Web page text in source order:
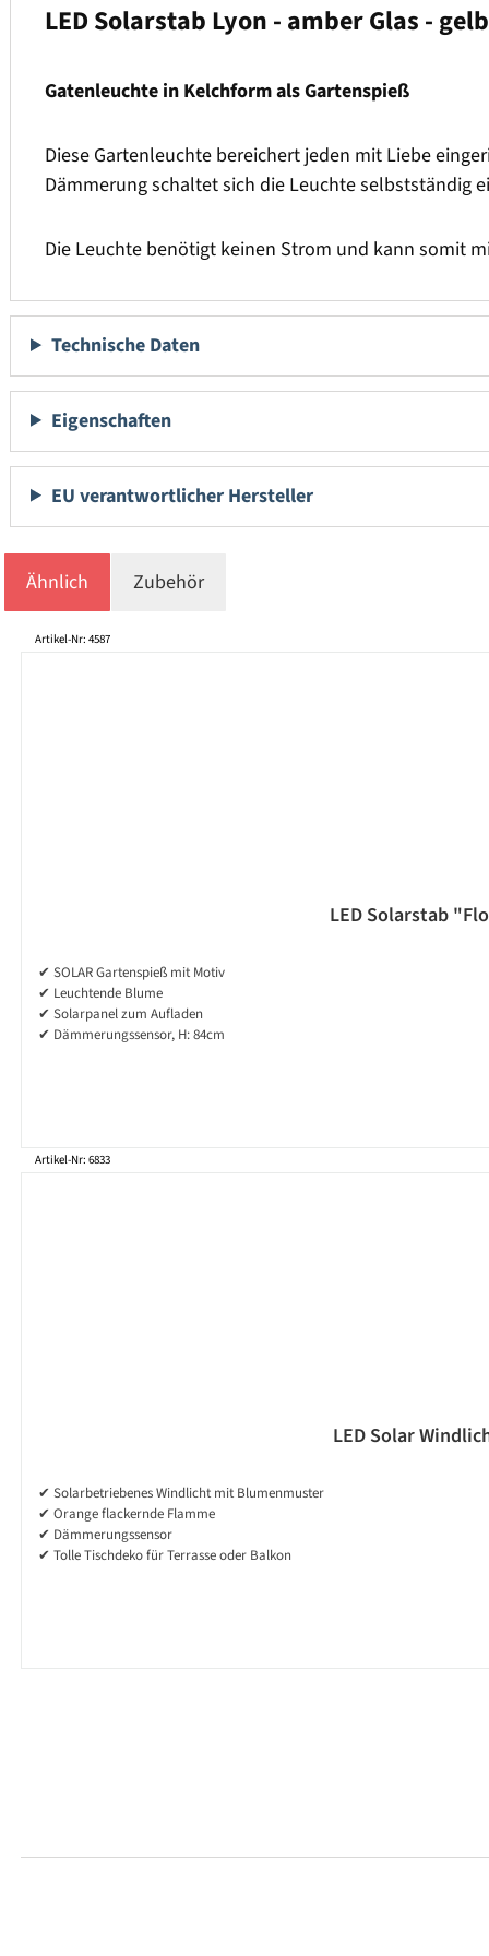
LED Solarstab Lyon - amber Glas -
Gatenleuchte in Kelchform als Gartenspieß
Diese Gartenleuchte bereichert jeden mit Liebe
Dämmerung schaltet sich die Leuchte selbstständig
Die Leuchte benötigt keinen Strom und kann somit
Technische Daten
Eigenschaften
EU verantwortlicher Hersteller
Ähnlich Zubehör
Produktgalerie überspringen
Artikel-Nr: 4587
LED Solarstab
✔ SOLAR Gartenspieß mit Motiv
✔ Leuchtende Blume
✔ Solarpanel zum Aufladen
✔ Dämmerungssensor, H: 84cm
Artikel-Nr: 6833
LED Solar
✔ Solarbetriebenes Windlicht mit Blumenmuster
✔ Orange flackernde Flamme
✔ Dämmerungssensor
✔ Tolle Tischdeko für Terrasse oder Balkon